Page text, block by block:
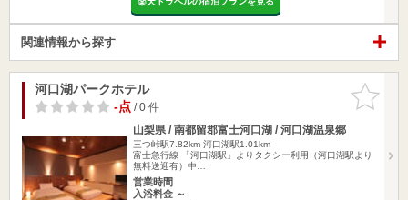
関連情報から探す
お気に入
りに追加
河口湖パークホテル
-点/ 0 件
山梨県 / 南都留郡富士河口湖 / 河口湖温泉郷
三つ峠駅7.82km 河口湖駅1.01km
富士急行線 「河口湖駅」よりタクシー利用（河口湖駅より
無料送迎有）中…
営業時間
入浴料金 ～